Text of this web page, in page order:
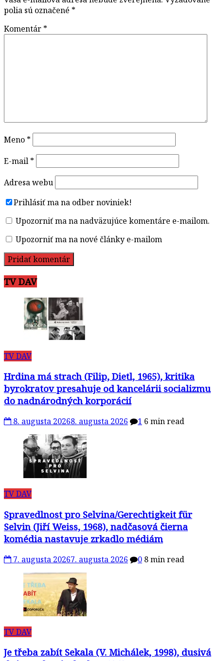
polia sú označené *
Komentár *
Meno *
E-mail *
Adresa webu
Prihlásiť ma na odber noviniek!
Upozorniť ma na nadväzujúce komentáre e-mailom.
Upozorniť ma na nové články e-mailom
TV DAV
TV DAV
Hrdina má strach (Filip, Dietl, 1965), kritika
byrokratov presahuje od kancelárii socializmu
do nadnárodných korporácií
8. augusta 20268. augusta 2026 1 6 min read
TV DAV
Spravedlnost pro Selvina/Gerechtigkeit für
Selvin (Jiří Weiss, 1968), nadčasová čierna
komédia nastavuje zrkadlo médiám
7. augusta 20267. augusta 2026 0 8 min read
TV DAV
Je třeba zabít Sekala (V. Michálek, 1998), dusivá